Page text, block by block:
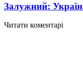
Залужний:
Читати коментарі